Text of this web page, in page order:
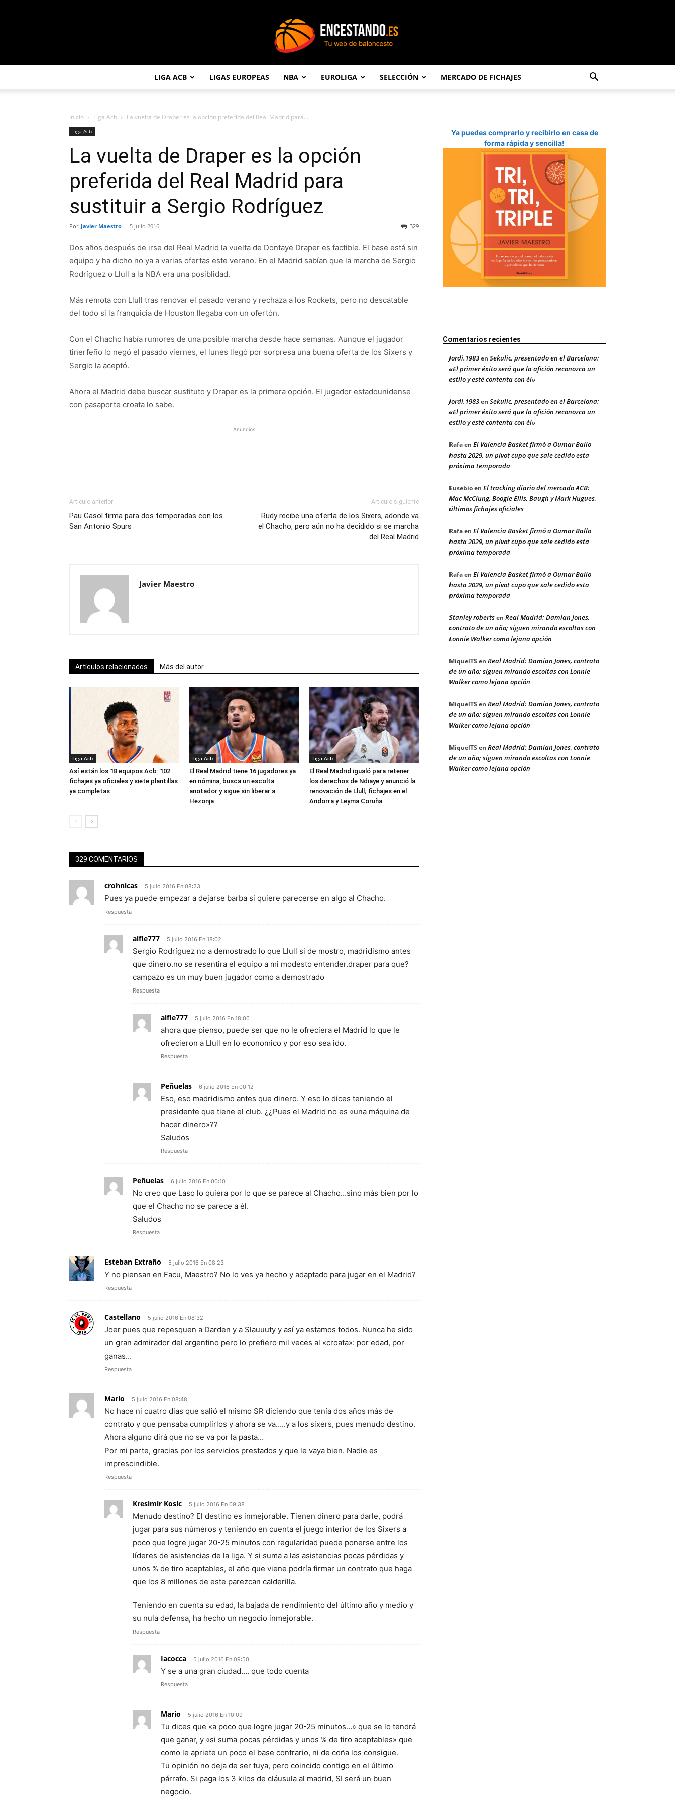
LIGA ACB LIGAS EUROPEAS NBA EUROLIGA SELECCIÓN MERCADO DE FICHAJES
Inicio Liga Acb La vuelta de Draper es la opción preferida del Real Madrid para...
Liga Acb
La vuelta de Draper es la opción
preferida del Real Madrid para
sustituir a Sergio Rodríguez
Por Javier Maestro - 5 julio 2016 329
Dos años después de irse del Real Madrid la vuelta de Dontaye Draper es factible. El base está sin
equipo y ha dicho no ya a varias ofertas este verano. En el Madrid sabían que la marcha de Sergio
Rodríguez o Llull a la NBA era una posiblidad.
Más remota con Llull tras renovar el pasado verano y rechaza a los Rockets, pero no descatable
del todo si la franquicia de Houston llegaba con un ofertón.
Con el Chacho había rumores de una posible marcha desde hace semanas. Aunque el jugador
tinerfeño lo negó el pasado viernes, el lunes llegó por sorpresa una buena oferta de los Sixers y
Sergio la aceptó.
Ahora el Madrid debe buscar sustituto y Draper es la primera opción. El jugador estadounidense
con pasaporte croata lo sabe.
Anuncios
Artículo anterior
Pau Gasol firma para dos temporadas con los
San Antonio Spurs
Artículo siguiente
Rudy recibe una oferta de los Sixers, adonde va
el Chacho, pero aún no ha decidido si se marcha
del Real Madrid
Javier Maestro
Artículos relacionados Más del autor
Liga Acb
Así están los 18 equipos Acb: 102
fichajes ya oficiales y siete plantillas
ya completas
Liga Acb
El Real Madrid tiene 16 jugadores ya
en nómina, busca un escolta
anotador y sigue sin liberar a
Hezonja
Liga Acb
El Real Madrid igualó para retener
los derechos de Ndiaye y anunció la
renovación de Llull; fichajes en el
Andorra y Leyma Coruña
329 COMENTARIOS
crohnicas 5 julio 2016 En 08:23
Pues ya puede empezar a dejarse barba si quiere parecerse en algo al Chacho.
Respuesta
alfie777 5 julio 2016 En 18:02
Sergio Rodríguez no a demostrado lo que Llull si de mostro, madridismo antes
que dinero.no se resentira el equipo a mi modesto entender.draper para que?
campazo es un muy buen jugador como a demostrado
Respuesta
alfie777 5 julio 2016 En 18:06
ahora que pienso, puede ser que no le ofreciera el Madrid lo que le
ofrecieron a Llull en lo economico y por eso sea ido.
Respuesta
Peñuelas 6 julio 2016 En 00:12
Eso, eso madridismo antes que dinero. Y eso lo dices teniendo el
presidente que tiene el club. ¿¿Pues el Madrid no es «una máquina de
hacer dinero»??
Saludos
Respuesta
Peñuelas 6 julio 2016 En 00:10
No creo que Laso lo quiera por lo que se parece al Chacho…sino más bien por lo
que el Chacho no se parece a él.
Saludos
Respuesta
Esteban Extraño 5 julio 2016 En 08:23
Y no piensan en Facu, Maestro? No lo ves ya hecho y adaptado para jugar en el Madrid?
Respuesta
Castellano 5 julio 2016 En 08:32
Joer pues que repesquen a Darden y a Slauuuty y así ya estamos todos. Nunca he sido
un gran admirador del argentino pero lo prefiero mil veces al «croata»: por edad, por
ganas…
Respuesta
Mario 5 julio 2016 En 08:48
No hace ni cuatro dias que salió el mismo SR diciendo que tenía dos años más de
contrato y que pensaba cumplirlos y ahora se va…..y a los sixers, pues menudo destino.
Ahora alguno dirá que no se va por la pasta…
Por mi parte, gracias por los servicios prestados y que le vaya bien. Nadie es
imprescindible.
Respuesta
Kresimir Kosic 5 julio 2016 En 09:38
Menudo destino? El destino es inmejorable. Tienen dinero para darle, podrá
jugar para sus números y teniendo en cuenta el juego interior de los Sixers a
poco que logre jugar 20-25 minutos con regularidad puede ponerse entre los
líderes de asistencias de la liga. Y si suma a las asistencias pocas pérdidas y
unos % de tiro aceptables, el año que viene podría firmar un contrato que haga
que los 8 millones de este parezcan calderilla.
Teniendo en cuenta su edad, la bajada de rendimiento del último año y medio y
su nula defensa, ha hecho un negocio inmejorable.
Respuesta
Iacocca 5 julio 2016 En 09:50
Y se a una gran ciudad…. que todo cuenta
Respuesta
Mario 5 julio 2016 En 10:09
Tu dices que «a poco que logre jugar 20-25 minutos…» que se lo tendrá
que ganar, y «si suma pocas pérdidas y unos % de tiro aceptables» que
como le apriete un poco el base contrario, ni de coña los consigue.
Tu opinión no deja de ser tuya, pero coincido contigo en el último
párrafo. Si paga los 3 kilos de cláusula al madrid, SI será un buen
negocio.
Ya puedes comprarlo y recibirlo en casa de
forma rápida y sencilla!
Comentarios recientes
Jordi.1983en Sekulic, presentado en el Barcelona:
«El primer éxito será que la afición reconozca un
estilo y esté contenta con él»
Jordi.1983en Sekulic, presentado en el Barcelona:
«El primer éxito será que la afición reconozca un
estilo y esté contenta con él»
Rafaen El Valencia Basket firmó a Oumar Ballo
hasta 2029, un pívot cupo que sale cedido esta
próxima temporada
Eusebioen El tracking diario del mercado ACB:
Mac McClung, Boogie Ellis, Baugh y Mark Hugues,
últimos fichajes oficiales
Rafaen El Valencia Basket firmó a Oumar Ballo
hasta 2029, un pívot cupo que sale cedido esta
próxima temporada
Rafaen El Valencia Basket firmó a Oumar Ballo
hasta 2029, un pívot cupo que sale cedido esta
próxima temporada
Stanley robertsen Real Madrid: Damian Jones,
contrato de un año; siguen mirando escoltas con
Lonnie Walker como lejana opción
MiquelTS en Real Madrid: Damian Jones, contrato
de un año; siguen mirando escoltas con Lonnie
Walker como lejana opción
MiquelTS en Real Madrid: Damian Jones, contrato
de un año; siguen mirando escoltas con Lonnie
Walker como lejana opción
MiquelTS en Real Madrid: Damian Jones, contrato
de un año; siguen mirando escoltas con Lonnie
Walker como lejana opción